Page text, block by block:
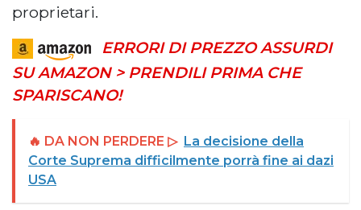
proprietari.
ERRORI DI PREZZO ASSURDI
SU AMAZON > PRENDILI PRIMA CHE
SPARISCANO!
🔥 DA NON PERDERE ▷ La decisione della
Corte Suprema difficilmente porrà fine ai dazi
USA